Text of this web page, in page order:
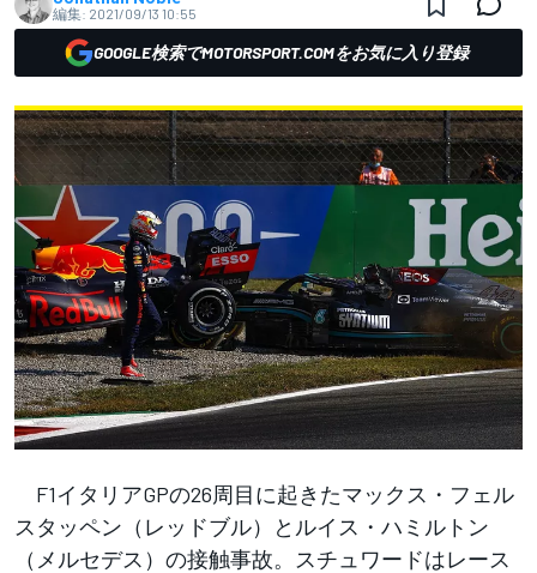
編集: 2021/09/13 10:55
GOOGLE検索でMOTORSPORT.COMをお気に入り登録
F1イタリアGPの26周目に起きたマックス・フェル
スタッペン（レッドブル）とルイス・ハミルトン
（メルセデス）の接触事故。スチュワードはレース